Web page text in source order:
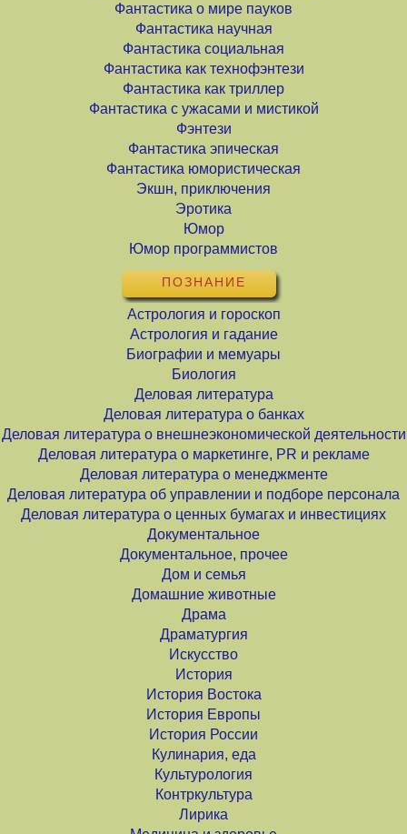
Фантастика о мире пауков
Фантастика научная
Фантастика социальная
Фантастика как технофэнтези
Фантастика как триллер
Фантастика с ужасами и мистикой
Фэнтези
Фантастика эпическая
Фантастика юмористическая
Экшн, приключения
Эротика
Юмор
Юмор программистов
ПОЗНАНИЕ
Астрология и гороскоп
Астрология и гадание
Биографии и мемуары
Биология
Деловая литература
Деловая литература о банках
Деловая литература о внешнеэкономической деятельности
Деловая литература о маркетинге, PR и рекламе
Деловая литература о менеджменте
Деловая литература об управлении и подборе персонала
Деловая литература о ценных бумагах и инвестициях
Документальное
Документальное, прочее
Дом и семья
Домашние животные
Драма
Драматургия
Искусство
История
История Востока
История Европы
История России
Кулинария, еда
Культурология
Контркультура
Лирика